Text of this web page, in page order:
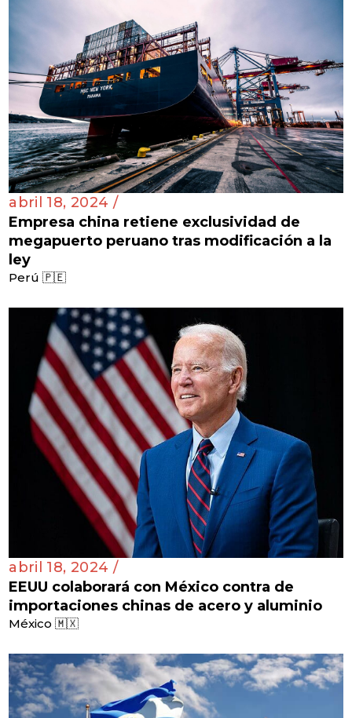
abril 18, 2024 /
Empresa china retiene exclusividad de
megapuerto peruano tras modificación a la
ley
Perú 🇵🇪
abril 18, 2024 /
EEUU colaborará con México contra de
importaciones chinas de acero y aluminio
México 🇲🇽